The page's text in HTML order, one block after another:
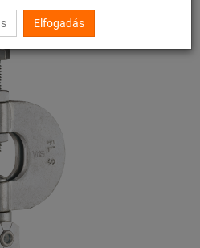
Elfogadás